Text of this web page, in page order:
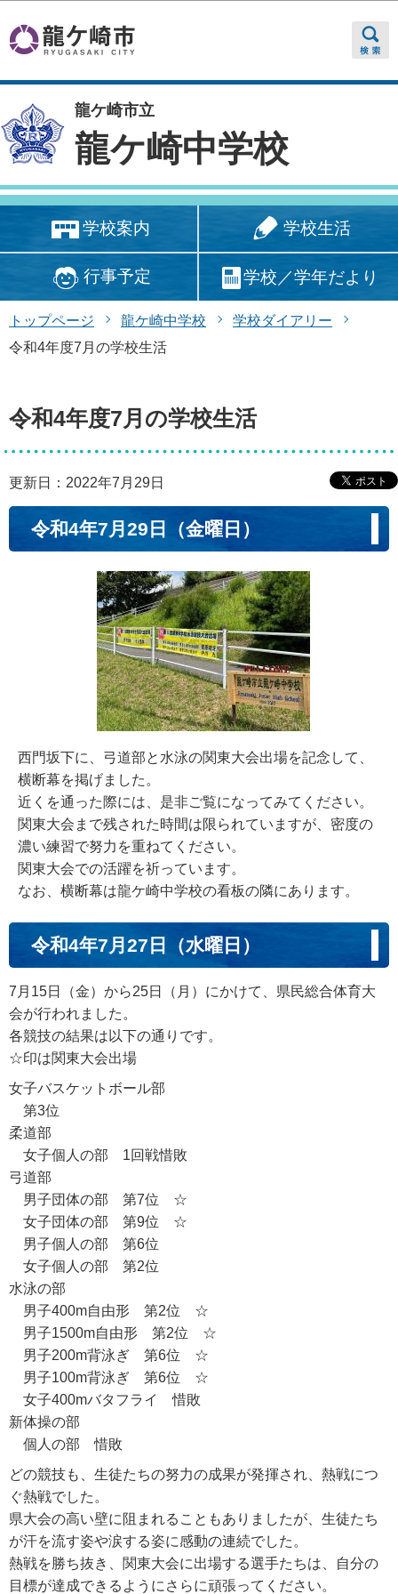
龍ケ崎市立
龍ケ崎中学校
学校案内 学校生活
行事予定 学校／学年だより
トップページ 龍ケ崎中学校
学校ダイアリー
令和4年度7月の学校生活
令和4年度7月の学校生活
更新日：2022年7月29日
令和4年7月29日（金曜日）
西門坂下に、弓道部と水泳の関東大会出場を記念して、
横断幕を掲げました。
近くを通った際には、是非ご覧になってみてください。
関東大会まで残された時間は限られていますが、密度の
濃い練習で努力を重ねてください。
関東大会での活躍を祈っています。
なお、横断幕は龍ケ崎中学校の看板の隣にあります。
令和4年7月27日（水曜日）
7月15日（金）から25日（月）にかけて、県民総合体育大
会が行われました。
各競技の結果は以下の通りです。
☆印は関東大会出場
女子バスケットボール部
第3位
柔道部
女子個人の部 1回戦惜敗
弓道部
男子団体の部 第7位 ☆
女子団体の部 第9位 ☆
男子個人の部 第6位
女子個人の部 第2位
水泳の部
男子400m自由形 第2位 ☆
男子1500m自由形 第2位 ☆
男子200m背泳ぎ 第6位 ☆
男子100m背泳ぎ 第6位 ☆
女子400mバタフライ 惜敗
新体操の部
個人の部 惜敗
どの競技も、生徒たちの努力の成果が発揮され、熱戦につ
ぐ熱戦でした。
県大会の高い壁に阻まれることもありましたが、生徒たち
が汗を流す姿や涙する姿に感動の連続でした。
熱戦を勝ち抜き、関東大会に出場する選手たちは、自分の
目標が達成できるようにさらに頑張ってください。